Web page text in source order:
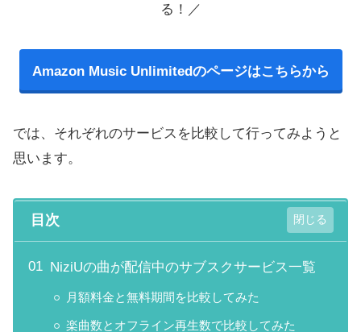
る！／
Amazon Music Unlimitedのページはこちらから
では、それぞれのサービスを比較して行ってみようと
思います。
目次
NiziUの曲が配信中のサブスクサービス一覧
月額料金と無料期間を比較してみた
楽曲数とオフライン再生数で比較してみた